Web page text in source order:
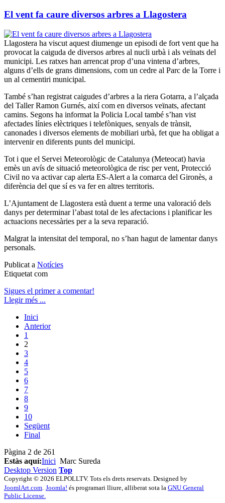
El vent fa caure diversos arbres a Llagostera
Llagostera ha viscut aquest diumenge un episodi de fort vent que ha
provocat la caiguda de diversos arbres al nucli urbà i als veïnats del
municipi. Les ratxes han arrencat prop d’una vintena d’arbres,
alguns d’ells de grans dimensions, com un cedre al Parc de la Torre i
un al cementiri municipal.
També s’han registrat caigudes d’arbres a la riera Gotarra, a l’alçada
del Taller Ramon Gurnés, així com en diversos veïnats, afectant
camins. Segons ha informat la Policia Local també s’han vist
afectades línies elèctriques i telefòniques, senyals de trànsit,
canonades i diversos elements de mobiliari urbà, fet que ha obligat a
intervenir en diferents punts del municipi.
Tot i que el Servei Meteorològic de Catalunya (Meteocat) havia
emès un avís de situació meteorològica de risc per vent, Protecció
Civil no va activar cap alerta ES-Alert a la comarca del Gironès, a
diferència del que sí es va fer en altres territoris.
L’Ajuntament de Llagostera està duent a terme una valoració dels
danys per determinar l’abast total de les afectacions i planificar les
actuacions necessàries per a la seva reparació.
Malgrat la intensitat del temporal, no s’han hagut de lamentar danys
personals.
Publicat a Notícies
Etiquetat com
Sigues el primer a comentar!
Llegir més ...
Inici
Anterior
1
2
3
4
5
6
7
8
9
10
Següent
Final
Pàgina 2 de 261
Estàs aquí:Inici Marc Sureda
Desktop Version Top
Copyright © 2026 ELPOLLTV. Tots els drets reservats. Designed by
JoomlArt.com. Joomla! és programari lliure, alliberat sota la GNU General
Public License.